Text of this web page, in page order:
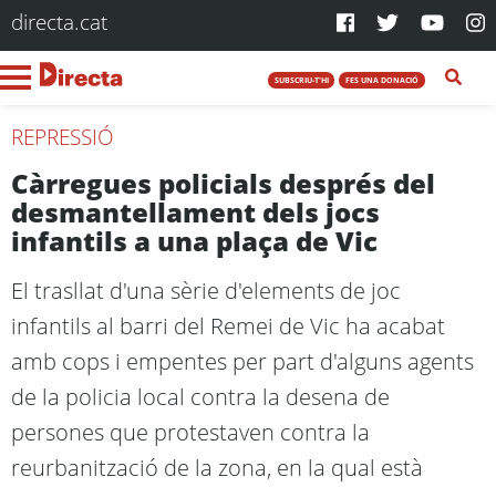
directa.cat
SUBSCRIU-T'HI FES UNA DONACIÓ
REPRESSIÓ
Càrregues policials després del
desmantellament dels jocs
infantils a una plaça de Vic
El trasllat d'una sèrie d'elements de joc
infantils al barri del Remei de Vic ha acabat
amb cops i empentes per part d'alguns agents
de la policia local contra la desena de
persones que protestaven contra la
reurbanització de la zona, en la qual està